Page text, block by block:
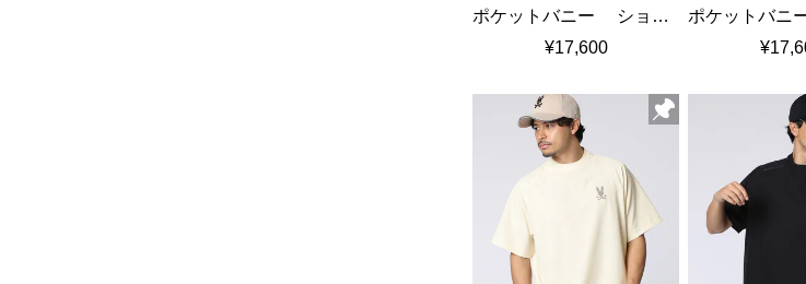
ポケットバニー ショートパンツ
¥17,600